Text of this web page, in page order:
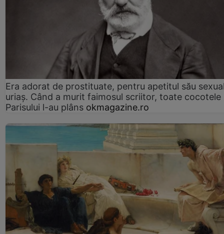
Era adorat de prostituate, pentru apetitul său
uriaș. Când a murit faimosul scriitor, toate cocotele
Parisului l-au plâns okmagazine.ro